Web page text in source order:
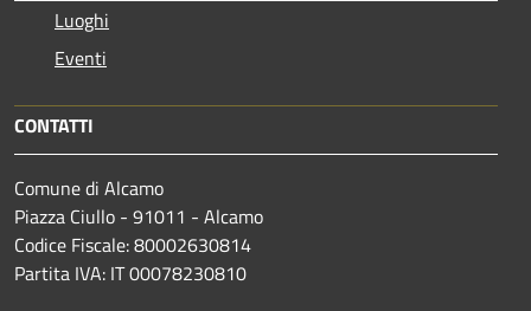
Luoghi
Eventi
CONTATTI
Comune di Alcamo
Piazza Ciullo - 91011 - Alcamo
Codice Fiscale: 80002630814
Partita IVA: IT 00078230810